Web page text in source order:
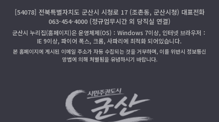
[54078] 전북특별자치도 군산시 시청로 17 (조촌동, 군산시청) 대표전화
063-454-4000 (정규업무시간 외 당직실 연결)
군산시 누리집(홈페이지)은 운영체제(OS)：Windows 7이상, 인터넷 브라우저：
IE 9이상, 파이어 폭스, 크롬, 사파리에 최적화 되어있습니다.
본 홈페이지에 게시된 이메일 주소가 자동 수집되는 것을 거부하며, 이를 위반시 정보통신
망법에 의해 처벌됨을 유념하시기 바랍니다.